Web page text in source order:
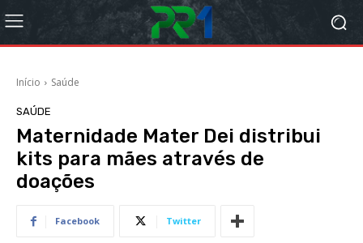
Início Saúde
SAÚDE
Maternidade Mater Dei distribui
kits para mães através de
doações
Facebook Twitter